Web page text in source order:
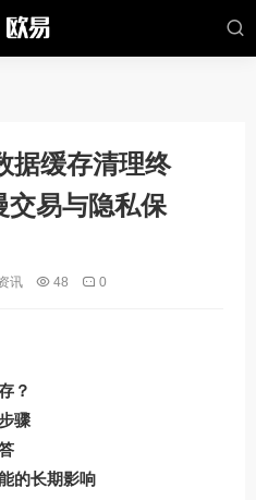
据缓存清理终
易与隐私保
讯 48 0
？
骤
的长期影响